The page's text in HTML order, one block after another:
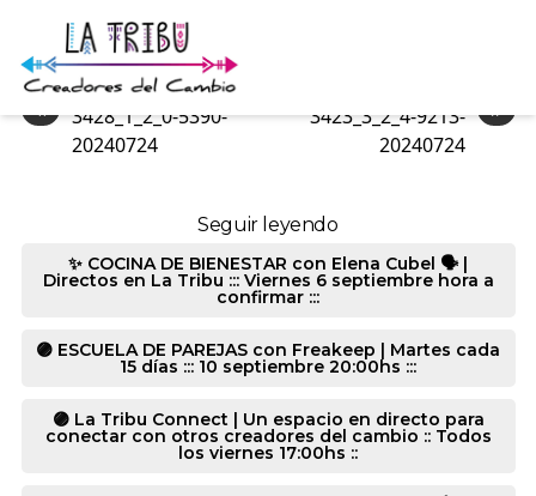
3373_1_1_0-1329-20240724
«
3428_1_2_0-5390-
20240724
»
3423_3_2_4-9213-
20240724
Seguir leyendo
✨ COCINA DE BIENESTAR con Elena Cubel 🗣️ |
Directos en La Tribu ::: Viernes 6 septiembre hora a
confirmar :::
🟣 ESCUELA DE PAREJAS con Freakeep | Martes cada
15 días ::: 10 septiembre 20:00hs :::
🟣 La Tribu Connect | Un espacio en directo para
conectar con otros creadores del cambio :: Todos
los viernes 17:00hs ::